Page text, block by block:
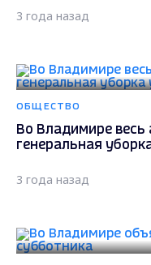
3 года назад
ОБЩЕСТВО
Во Владимире весь
генеральная
3 года назад